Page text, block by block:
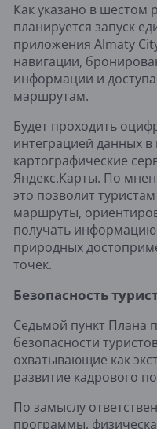
Как указано в шестом
планируется запуск
приложения Almaty
навигации,
информации и
маршрутам.
Будет проходить
интеграцией данных
картографические
Яндекс.Карты. По
это позволит
маршруты,
получать
природных
точек.
Безопасность
Седьмой пункт Плана
безопасности
охватывающие как
развитие кадрового
По замыслу
программы,